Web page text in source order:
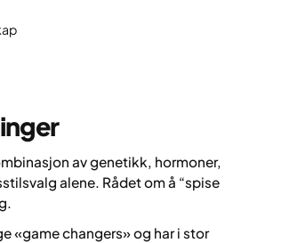
av genetikk, hormoner,
alene. Rådet om å “spise
«game changers» og har i stor